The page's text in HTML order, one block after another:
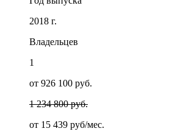
2018 г.
Владельцев
1
от 926 100 руб.
1 234 800 руб.
от 15 439 руб/мес.